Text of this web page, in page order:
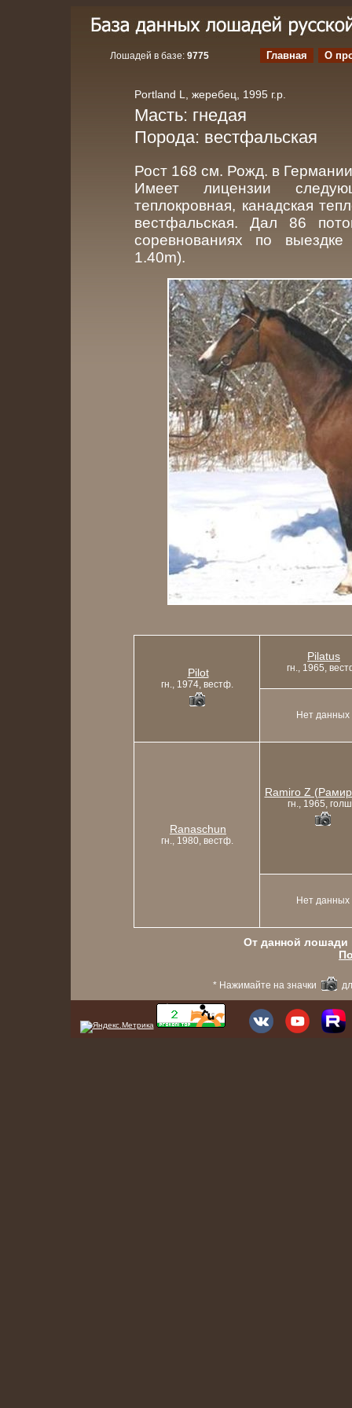
Лошадей в базе: 9775 Главная О
Portland L, жеребец, 1995 г.р.
Масть: гнедая
Порода: вестфальская
Рост 168 см. Рожд. в
Имеет лицензии
теплокровная, канадская
вестфальская. Дал 86
соревнованиях по
1.40m).
Pilot
гн., 1974, вестф.
Pilatus
гн., 1965,
Нет данных
Ranaschun
гн., 1980, вестф.
Ramiro Z
гн., 1965,
Нет данных
От данной лошади
* Нажимайте на значки